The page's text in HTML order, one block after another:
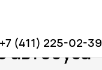
+7 (411) 225-02-39
автобуса